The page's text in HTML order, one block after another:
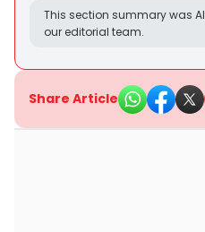
This section summary was
our editorial team.
Share Article